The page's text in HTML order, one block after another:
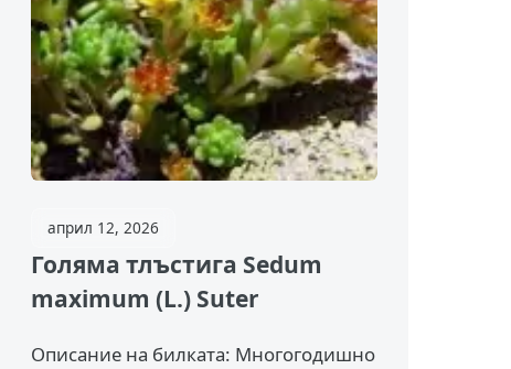
април 12, 2026
Голяма тлъстига Sedum
maximum (L.) Suter
Описание на билката: Многогодишно